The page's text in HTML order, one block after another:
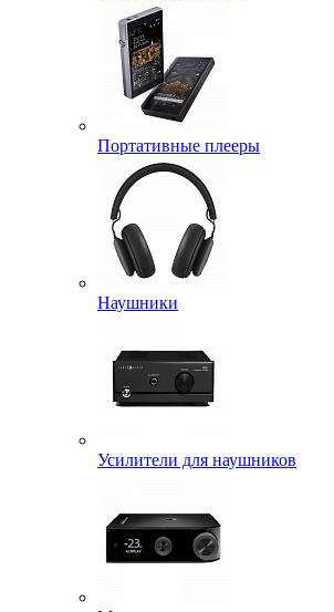
Портативные плееры
Наушники
Усилители для наушников